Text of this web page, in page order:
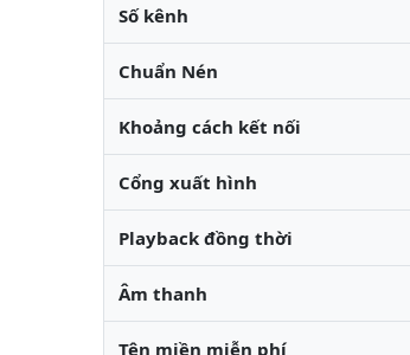
Số kênh
Chuẩn Nén
Khoảng cách kết nối
Cổng xuất hình
Playback đồng thời
Âm thanh
Tên miền miễn phí